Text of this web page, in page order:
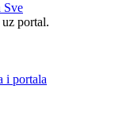
Sve
portal.
i portala